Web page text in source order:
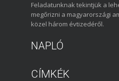
Feladatunknak tekintjük a
megőrizni a magyarországi
közel három évtizedéről.
NAPLÓ
CÍMKÉK